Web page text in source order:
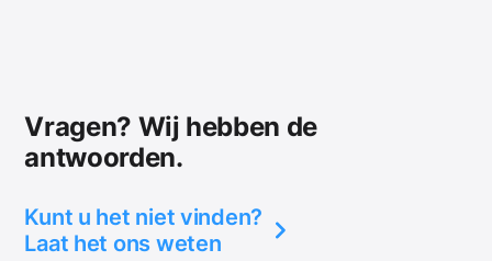
Vragen? Wij hebben de
antwoorden.
Kunt u het niet vinden?
Laat het ons weten